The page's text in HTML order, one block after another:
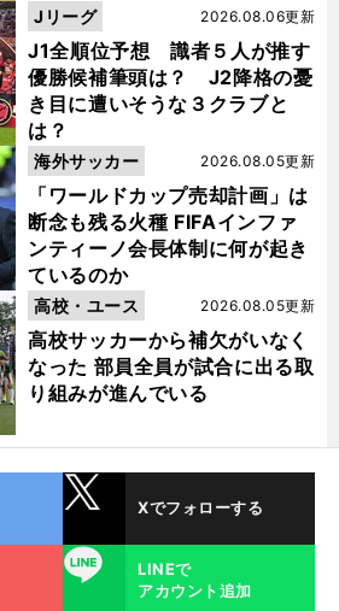
J1全順位予想 識者５人が推す
優勝候補筆頭は？ J2降格の憂
き目に遭いそうな３クラブと
は？
2026.08.06更新
Jリーグ
「ワールドカップ売却計画」は
断念も残る火種 FIFAインファ
ンティーノ会長体制に何が起き
ているのか
2026.08.05更新
海外サッカー
高校サッカーから補欠がいなく
なった 部員全員が試合に出る取
り組みが進んでいる
2026.08.05更新
高校・ユース
Xでフォローする
LINE
LINEで
アカウント追加